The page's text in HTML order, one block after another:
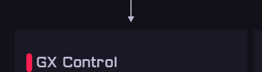
GX Control